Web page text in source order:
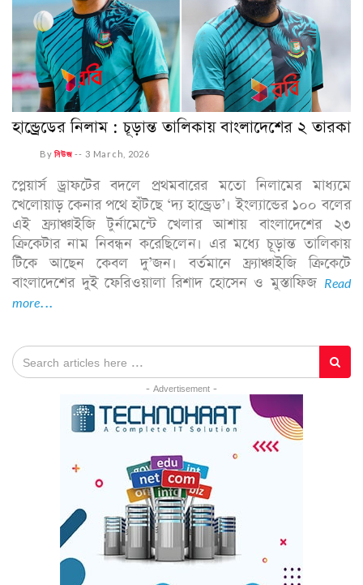
হান্ড্রেডের নিলাম : চূড়ান্ত তালিকায় বাংলাদেশের ২ তারকা
Byনিউজ -- 3 March, 2026
প্লেয়ার্স ড্রাফটের বদলে প্রথমবারের মতো নিলামের মাধ্যমে
খেলোয়াড় কেনার পথে হাঁটছে ‘দ্য হান্ড্রেড’। ইংল্যান্ডের ১০০ বলের
এই ফ্র্যাঞ্চাইজি টুর্নামেন্টে খেলার আশায় বাংলাদেশের ২৩
ক্রিকেটার নাম নিবন্ধন করেছিলেন। এর মধ্যে চূড়ান্ত তালিকায়
টিকে আছেন কেবল দু’জন। বর্তমানে ফ্র্যাঞ্চাইজি ক্রিকেটে
বাংলাদেশের দুই ফেরিওয়ালা রিশাদ হোসেন ও মুস্তাফিজ Read
more...
- Advertisement -